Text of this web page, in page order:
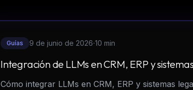
Guías 9 de junio de 2026·10 min
Integración de LLMs en CRM, ERP y
Cómo integrar LLMs en CRM, ERP y sistemas